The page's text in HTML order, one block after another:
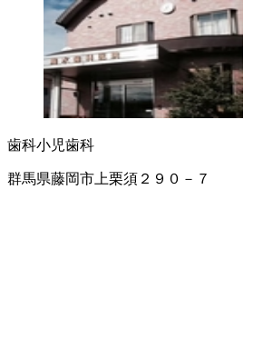
歯科小児歯科
群馬県藤岡市上栗須２９０－７